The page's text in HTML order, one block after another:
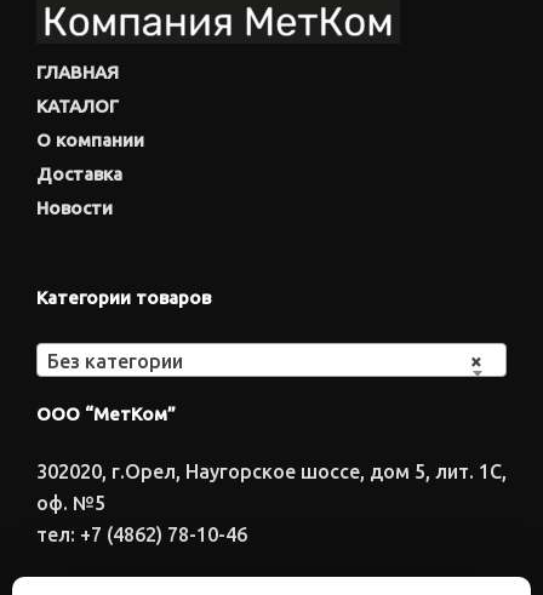
ГЛАВНАЯ
КАТАЛОГ
О компании
Доставка
Новости
Категории товаров
×
Без категории
ООО “МетКом”
302020, г.Орел, Наугорское шоссе, дом 5, лит. 1С,
оф. №5
тел: +7 (4862) 78-10-46